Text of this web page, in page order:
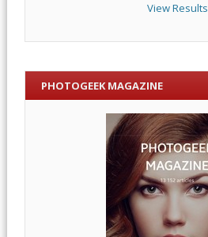
View Results
PHOTOGEEK MAGAZINE